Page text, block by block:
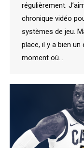
régulièrement.
chronique vidéo
systèmes de jeu.
place, il y a bien
moment où…